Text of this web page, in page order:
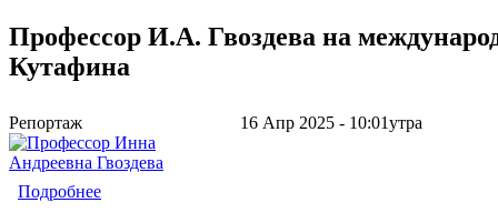
Профессор И.А. Гвоздева на
Кутафина
Репортаж 16 Апр 2025 - 10:01утра
Подробнее